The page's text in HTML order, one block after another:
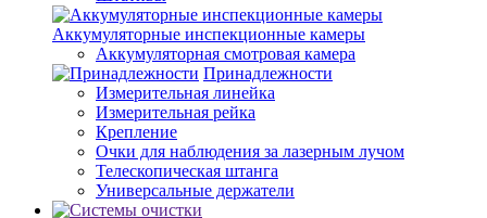
Аккумуляторные инспекционные камеры
Аккумуляторная смотровая камера
Принадлежности
Измерительная линейка
Измерительная рейка
Крепление
Очки для наблюдения за лазерным лучом
Телескопическая штанга
Универсальные держатели